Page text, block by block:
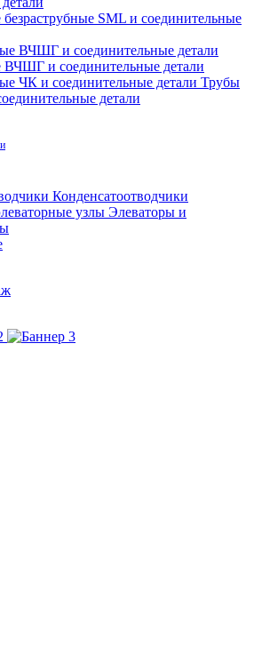
SML и соединительные
и соединительные детали
Трубы
детали
Конденсатоотводчики
Элеваторы и